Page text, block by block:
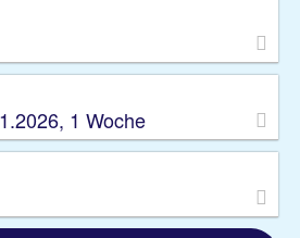
1 Woche